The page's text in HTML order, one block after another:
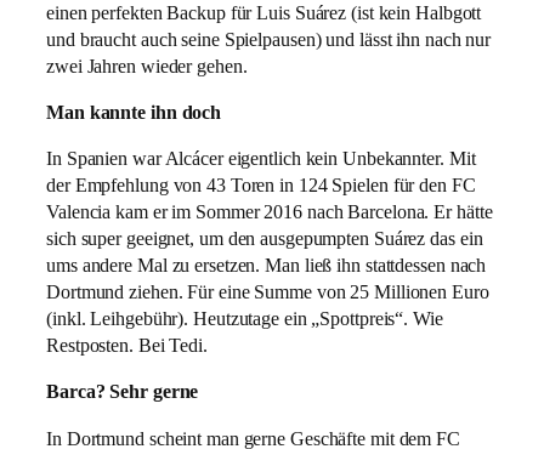
einen perfekten Backup für Luis Suárez (ist kein Halbgott
und braucht auch seine Spielpausen) und lässt ihn nach nur
zwei Jahren wieder gehen.
Man kannte ihn doch
In Spanien war Alcácer eigentlich kein Unbekannter. Mit
der Empfehlung von 43 Toren in 124 Spielen für den FC
Valencia kam er im Sommer 2016 nach Barcelona. Er hätte
sich super geeignet, um den ausgepumpten Suárez das ein
ums andere Mal zu ersetzen. Man ließ ihn stattdessen nach
Dortmund ziehen. Für eine Summe von 25 Millionen Euro
(inkl. Leihgebühr). Heutzutage ein „Spottpreis“. Wie
Restposten. Bei Tedi.
Barca? Sehr gerne
In Dortmund scheint man gerne Geschäfte mit dem FC